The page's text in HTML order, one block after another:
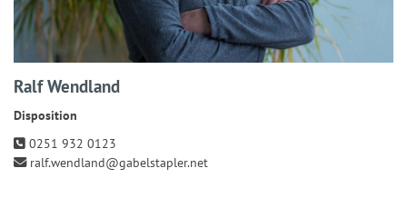
Ralf Wendland
Disposition
0251 932 0123
ralf.wendland@gabelstapler.net